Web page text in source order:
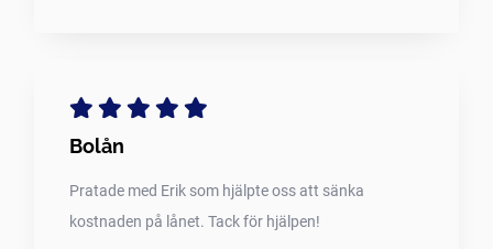
Bolån
Pratade med Erik som hjälpte oss att sänka
kostnaden på lånet. Tack för hjälpen!